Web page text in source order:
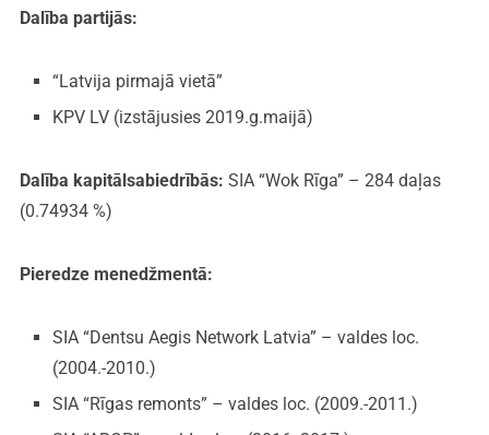
Dalība partijās:
“Latvija pirmajā vietā”
KPV LV (izstājusies 2019.g.maijā)
Dalība kapitālsabiedrībās: SIA “Wok Rīga” – 284 daļas
(0.74934 %)
Pieredze menedžmentā:
SIA “Dentsu Aegis Network Latvia” – valdes loc.
(2004.-2010.)
SIA “Rīgas remonts” – valdes loc. (2009.-2011.)